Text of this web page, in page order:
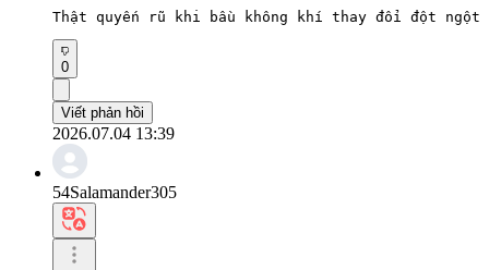
Thật quyến rũ khi bầu không khí thay đổi đột
0
Viết phản hồi
2026.07.04 13:39
54Salamander305